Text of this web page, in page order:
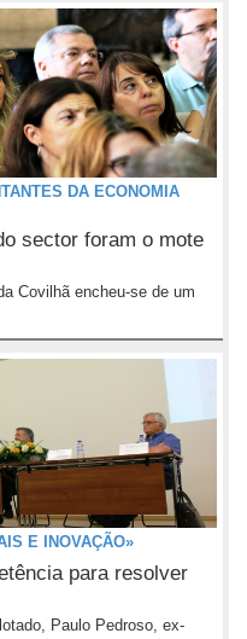
DA ECONOMIA
sector foram o mote
Covilhã encheu-se de um
E INOVAÇÃO»
para resolver
Paulo Pedroso, ex-